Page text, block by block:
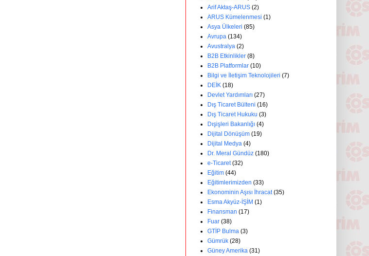
Arif Aktaş-ARUS (2)
ARUS Kümelenmesi (1)
Asya Ülkeleri (85)
Avrupa (134)
Avustralya (2)
B2B Etkinlikler (8)
B2B Platformlar (10)
Bilgi ve İletişim Teknolojileri (7)
DEİK (18)
Devlet Yardımları (27)
Dış Ticaret Bülteni (16)
Dış Ticaret Hukuku (3)
Dışişleri Bakanlığı (4)
Dijital Dönüşüm (19)
Dijital Medya (4)
Dr. Meral Gündüz (180)
e-Ticaret (32)
Eğitim (44)
Eğitimlerimizden (33)
Ekonominin Aşısı İhracat (35)
Esma Akyüz-İŞİM (1)
Finansman (17)
Fuar (38)
GTİP Bulma (3)
Gümrük (28)
Güney Amerika (31)